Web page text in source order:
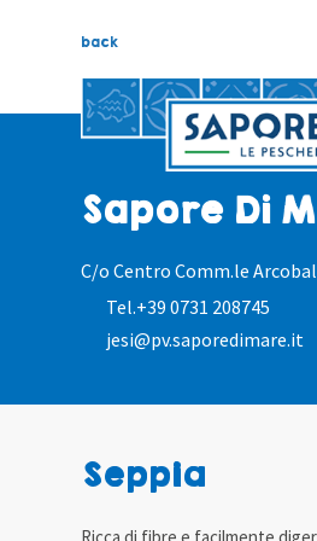
back
Sapore Di
C/o Centro Comm.le
Tel.+39 0731 208745
jesi@pv.saporedimare.it
Seppia